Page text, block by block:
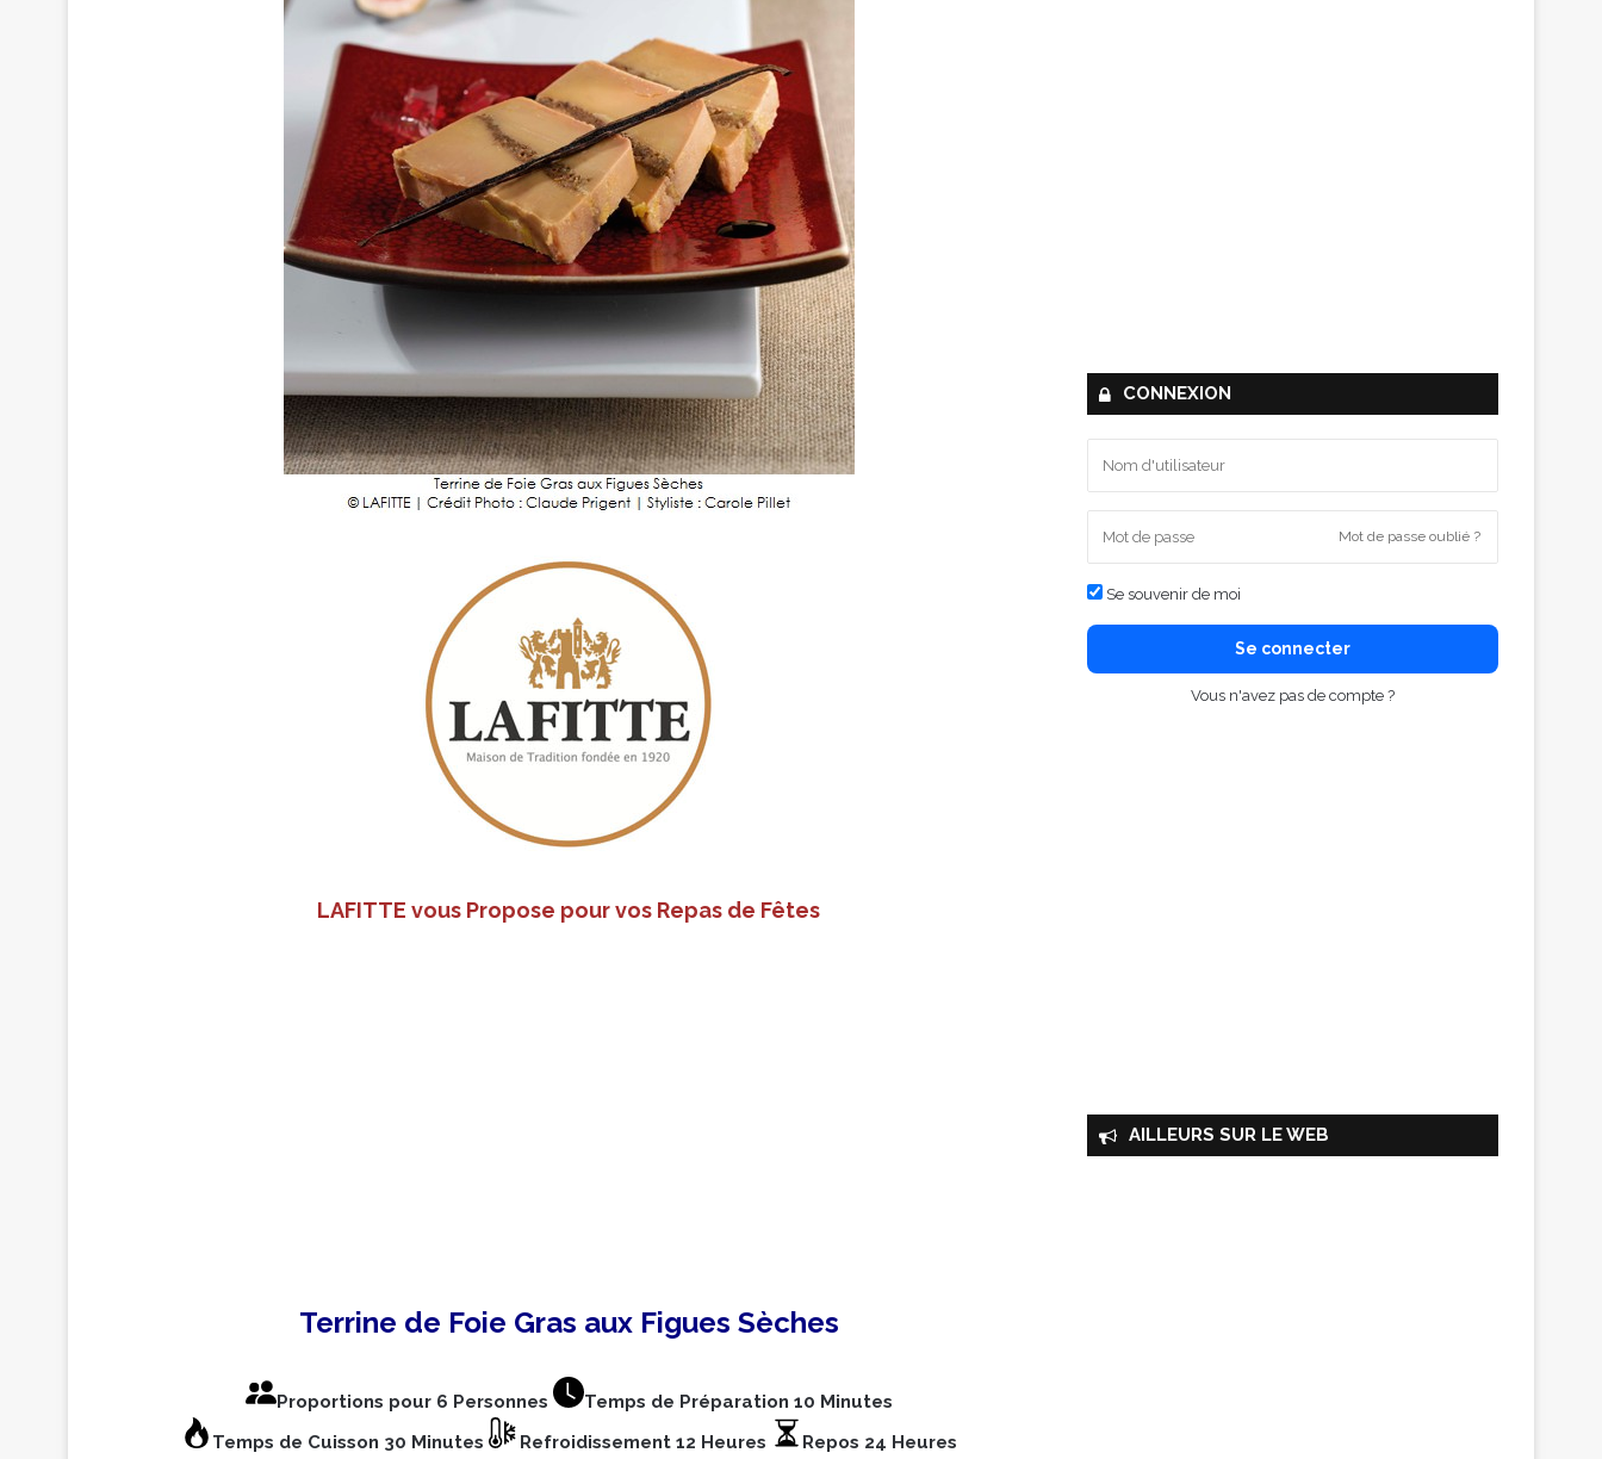
LAFITTE vous Propose pour vos Repas de Fêtes
Terrine de Foie Gras aux Figues Sèches
Proportions pour 6 Personnes
Temps de Préparation 10 Minutes
Temps de Cuisson 30 Minutes
Refroidissement 12 Heures Repos 24 Heures
CONNEXION
Mot de passe oublié ?
Se souvenir de moi
Se connecter
Vous n'avez pas de compte ?
AILLEURS SUR LE WEB